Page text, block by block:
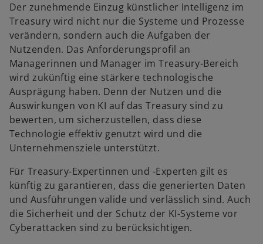
Der zunehmende Einzug künstlicher Intelligenz im
Treasury wird nicht nur die Systeme und Prozesse
verändern, sondern auch die Aufgaben der
Nutzenden. Das Anforderungsprofil an
Managerinnen und Manager im Treasury-Bereich
wird zukünftig eine stärkere technologische
Ausprägung haben. Denn der Nutzen und die
Auswirkungen von KI auf das Treasury sind zu
bewerten, um sicherzustellen, dass diese
Technologie effektiv genutzt wird und die
Unternehmensziele unterstützt.
Für Treasury-Expertinnen und -Experten gilt es
künftig zu garantieren, dass die generierten Daten
und Ausführungen valide und verlässlich sind. Auch
die Sicherheit und der Schutz der KI-Systeme vor
Cyberattacken sind zu berücksichtigen.